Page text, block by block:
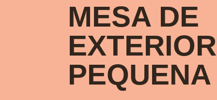
MESA DE
EXTERIOR
PEQUENA